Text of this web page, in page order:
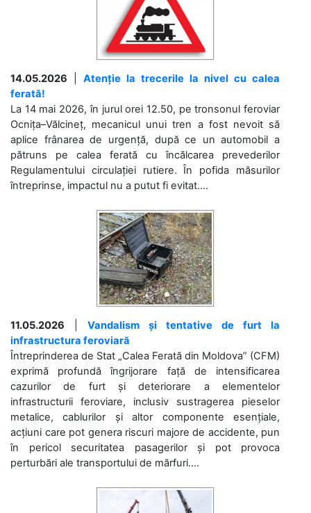
14.05.2026
Atenție la trecerile la nivel cu calea
ferată!
La 14 mai 2026, în jurul orei 12.50, pe tronsonul feroviar
Ocnița–Vălcineț, mecanicul unui tren a fost nevoit să
aplice frânarea de urgență, după ce un automobil a
pătruns pe calea ferată cu încălcarea prevederilor
Regulamentului circulației rutiere. În pofida măsurilor
întreprinse, impactul nu a putut fi evitat....
11.05.2026
Vandalism și tentative de furt la
infrastructura feroviară
Întreprinderea de Stat „Calea Ferată din Moldova” (CFM)
exprimă profundă îngrijorare față de intensificarea
cazurilor de furt și deteriorare a elementelor
infrastructurii feroviare, inclusiv sustragerea pieselor
metalice, cablurilor și altor componente esențiale,
acțiuni care pot genera riscuri majore de accidente, pun
în pericol securitatea pasagerilor și pot provoca
perturbări ale transportului de mărfuri....